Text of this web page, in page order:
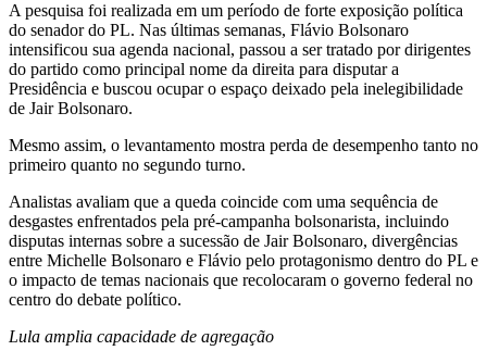
A pesquisa foi realizada em um período de forte exposição política
do senador do PL. Nas últimas semanas, Flávio Bolsonaro
intensificou sua agenda nacional, passou a ser tratado por dirigentes
do partido como principal nome da direita para disputar a
Presidência e buscou ocupar o espaço deixado pela inelegibilidade
de Jair Bolsonaro.
Mesmo assim, o levantamento mostra perda de desempenho tanto no
primeiro quanto no segundo turno.
Analistas avaliam que a queda coincide com uma sequência de
desgastes enfrentados pela pré-campanha bolsonarista, incluindo
disputas internas sobre a sucessão de Jair Bolsonaro, divergências
entre Michelle Bolsonaro e Flávio pelo protagonismo dentro do PL e
o impacto de temas nacionais que recolocaram o governo federal no
centro do debate político.
Lula amplia capacidade de agregação